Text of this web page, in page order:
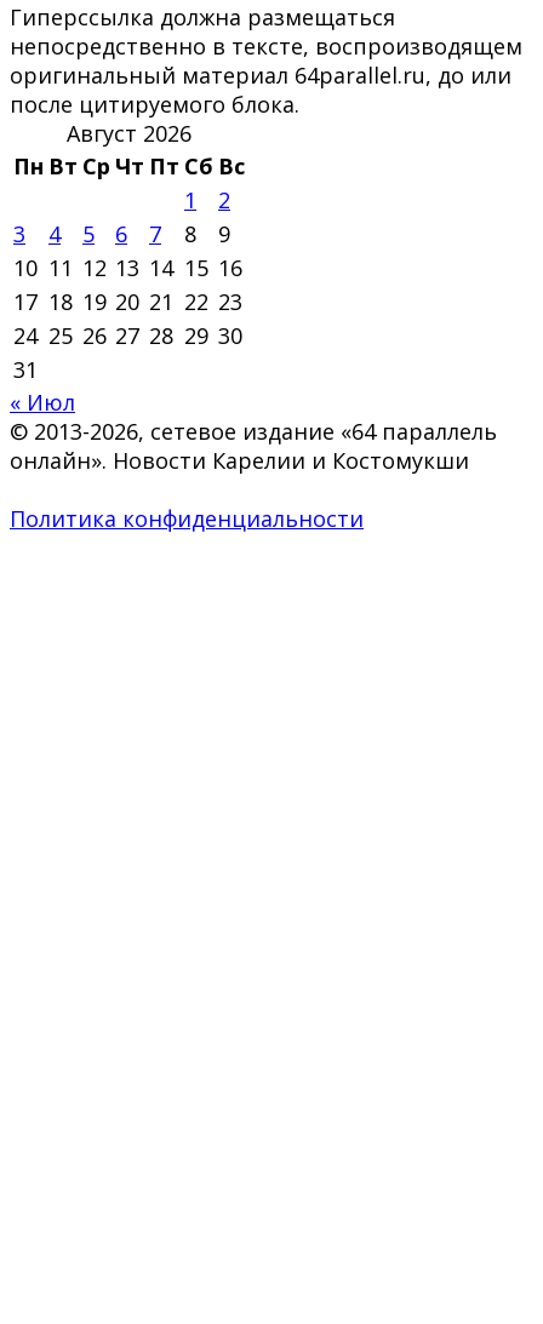
Гиперссылка должна размещаться
непосредственно в тексте, воспроизводящем
оригинальный материал 64parallel.ru, до или
после цитируемого блока.
Август 2026
Пн Вт Ср Чт Пт Сб Вс
1
2
3
4 5 6 7 8
9
10 11 12 13 14 15 16
17 18 19 20 21 22 23
24 25 26 27 28 29 30
31
« Июл
© 2013-2026, сетевое издание «64 параллель
онлайн». Новости Карелии и Костомукши
Политика конфиденциальности